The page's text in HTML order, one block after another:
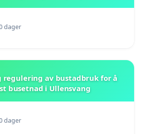
dager
regulering av bustadbruk for å
busetnad i Ullensvang
dager